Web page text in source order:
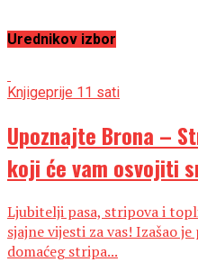
Urednikov izbor
Knjigeprije 11 sati
Upoznajte Brona –
koji će vam osvojiti
Ljubitelji pasa, stripova i
sjajne vijesti za vas! Izašao
domaćeg stripa...